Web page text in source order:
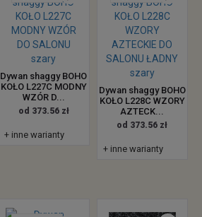
Dywan shaggy BOHO
KOŁO L227C MODNY
WZÓR D...
od 373.56 zł
+ inne warianty
Dywan shaggy BOHO
KOŁO L228C WZORY
AZTECK...
od 373.56 zł
+ inne warianty